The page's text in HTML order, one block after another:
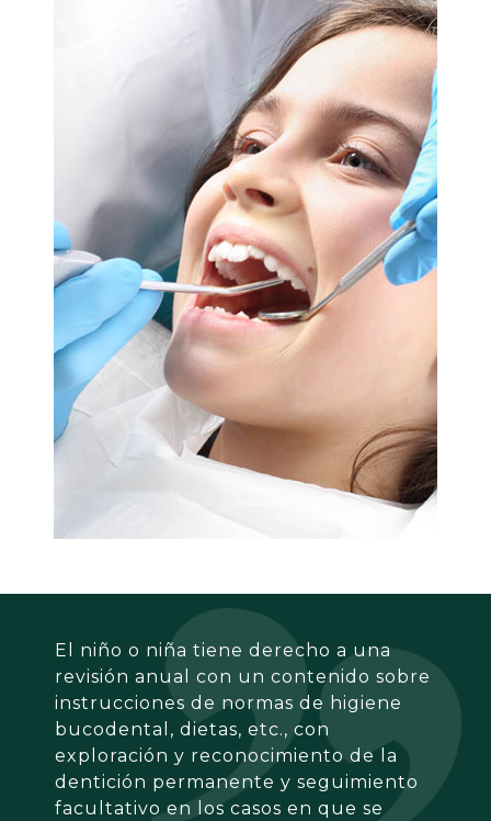
El niño o niña tiene derecho a una
revisión anual con un contenido sobre
instrucciones de normas de higiene
bucodental, dietas, etc., con
exploración y reconocimiento de la
dentición permanente y seguimiento
facultativo en los casos en que se